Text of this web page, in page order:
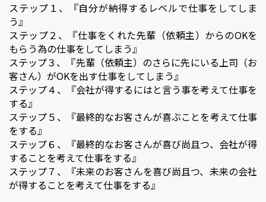
ステップ１、『自分が納得するレベルで仕事をしてしま
う』
ステップ２、『仕事をくれた先輩（依頼主）からのOKを
もらう為の仕事をしてしまう』
ステップ３、『先輩（依頼主）のさらに先にいる上司（お
客さん）がOKを出す仕事をしてしまう』
ステップ４、『会社が得するにはと言う事を考えて仕事を
する』
ステップ５、『最終的なお客さんが喜ぶことを考えて仕事
をする』
ステップ６、『最終的なお客さんが喜び尚且つ、会社が得
することを考えて仕事をする』
ステップ７、『未来のお客さんを喜び尚且つ、未来の会社
が得することを考えて仕事をする』